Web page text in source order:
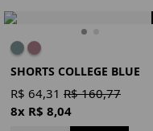
SHORTS COLLEGE BLUE
R$ 64,31 R$ 160,77
8x R$ 8,04